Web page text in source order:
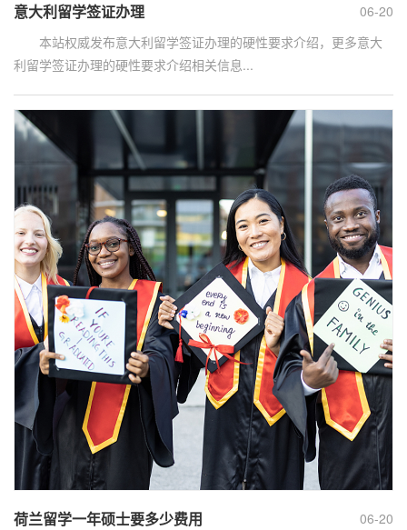
06-20
意大利留学签证办理
本站权威发布意大利留学签证办理的硬性要求介绍，更多意大
利留学签证办理的硬性要求介绍相关信息...
06-20
荷兰留学一年硕士要多少费用